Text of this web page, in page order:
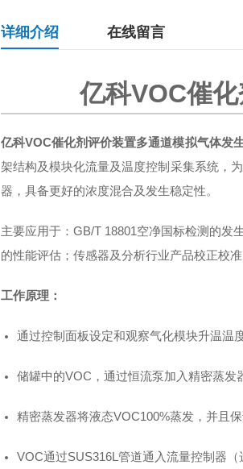
详细介绍 在线留言
亿科VOC催
亿科VOC催化剂评价装置多通道模拟气体发
架结构及模块化流量及温度控制采集系统，
器，具备更好的浓度混合及发生稳定性。
主要应用于：GB/T 18801空净国标检测的发
的性能评估；传感器及分析行业产品校正校准
工作原理：
通过控制面板设定和观察气化模块升温温
储罐中的VOC，通过恒流泵加入精密蒸发
精密蒸发器将液态VOC100%蒸发，并且
VOC通过SUS316L管道通入流量控制器